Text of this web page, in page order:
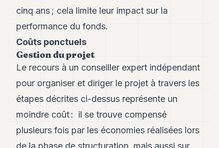
cinq ans ; cela limite leur impact sur la
performance du fonds.
Coûts ponctuels
Gestion du projet
Le recours à un conseiller expert indépendant
pour organiser et diriger le projet à travers les
étapes décrites ci-dessus représente un
moindre coût : il se trouve compensé
plusieurs fois par les économies réalisées lors
de la phase de structuration, mais aussi sur